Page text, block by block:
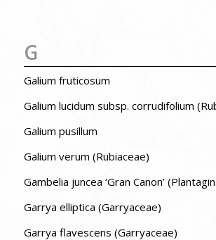
G
Galium fruticosum
Galium lucidum subsp. corrudifolium
Galium pusillum
Galium verum (Rubiaceae)
Gambelia juncea ‘Gran Canon’
Garrya elliptica (Garryaceae)
Garrya flavescens (Garryaceae)